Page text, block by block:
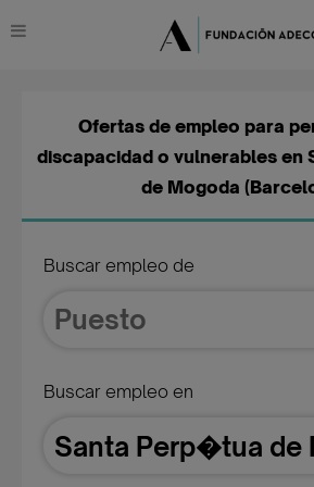
Buscar empleo de
Buscar empleo en
Ofertas de empleo para
discapacidad o vulnerables en
de Mogoda